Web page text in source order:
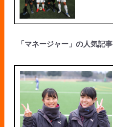
「マネージャー」の人気記事